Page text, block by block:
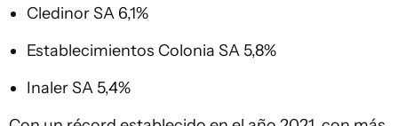
Cledinor SA 6,1%
Establecimientos Colonia SA 5,8%
Inaler SA 5,4%